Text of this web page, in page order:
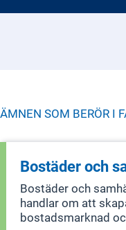
ÄMNEN SOM BERÖR I
Bostäder och
Bostäder och
handlar om att
bostadsmarknad